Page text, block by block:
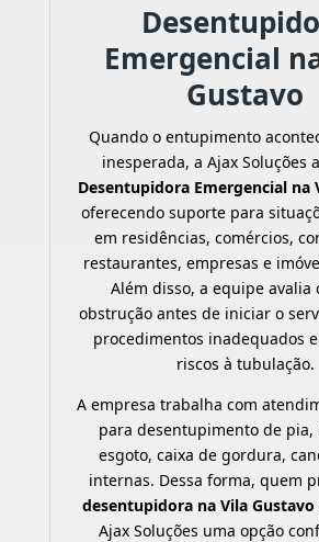
Emergencial
Gustavo
Quando o entupimento
inesperada, a Ajax Soluções
Desentupidora Emergencial na
oferecendo suporte para
em residências, comércios,
restaurantes, empresas e
Além disso, a equipe avalia
obstrução antes de iniciar o
procedimentos inadequados
riscos à tubulação.
A empresa trabalha com
para desentupimento de pia,
esgoto, caixa de gordura,
internas. Dessa forma, quem
desentupidora na Vila Gustavo
Ajax Soluções uma opção